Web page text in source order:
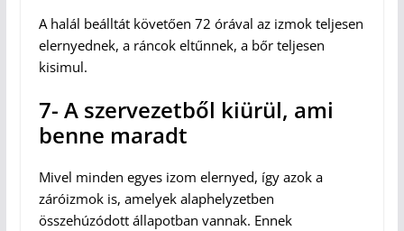
A halál beálltát követően 72 órával az izmok teljesen
elernyednek, a ráncok eltűnnek, a bőr teljesen
kisimul.
7- A szervezetből kiürül, ami
benne maradt
Mivel minden egyes izom elernyed, így azok a
záróizmok is, amelyek alaphelyzetben
összehúzódott állapotban vannak. Ennek